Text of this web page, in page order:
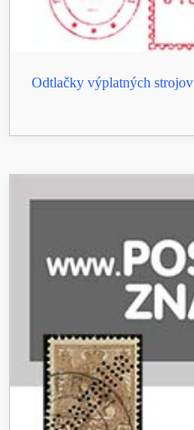
Odtlačky výplatných strojov